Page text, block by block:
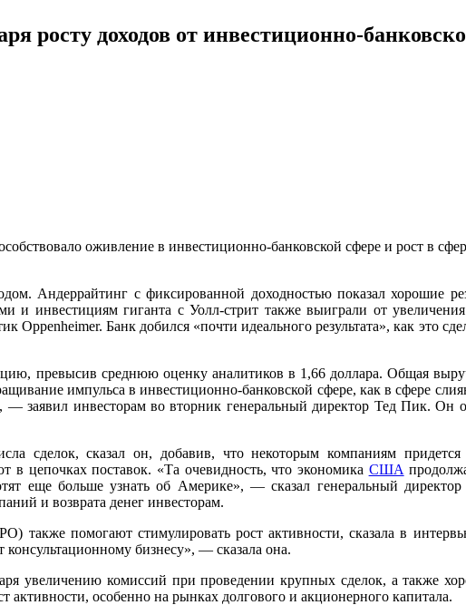
росту доходов от инвестиционно-
оживление в инвестиционно-банковской сфере и рост в
Андеррайтинг с фиксированной доходностью показал хорошие
и инвестициям гиганта с Уолл-стрит также выиграли от
Банк добился «почти идеального результата», как это
превысив среднюю оценку аналитиков в 1,66 доллара. Общая
импульса в инвестиционно-банковской сфере, как в сфере
заявил инвесторам во вторник генеральный директор Тед Пик. Он
сделок, сказал он, добавив, что некоторым компаниям
в цепочках поставок. «Та очевидность, что экономика США
еще больше узнать об Америке», — сказал генеральный
и возврата денег инвесторам.
помогают стимулировать рост активности, сказала в
бизнесу», — сказала она.
увеличению комиссий при проведении крупных сделок, а также
активности, особенно на рынках долгового и акционерного капитала.